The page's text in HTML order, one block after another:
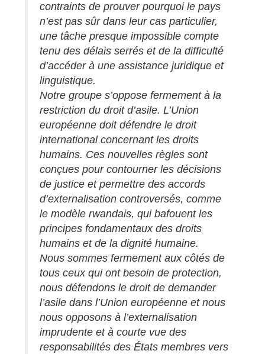
contraints de prouver pourquoi le pays
n’est pas sûr dans leur cas particulier,
une tâche presque impossible compte
tenu des délais serrés et de la difficulté
d’accéder à une assistance juridique et
linguistique.
Notre groupe s’oppose fermement à la
restriction du droit d’asile. L’Union
européenne doit défendre le droit
international concernant les droits
humains. Ces nouvelles règles sont
conçues pour contourner les décisions
de justice et permettre des accords
d’externalisation controversés, comme
le modèle rwandais, qui bafouent les
principes fondamentaux des droits
humains et de la dignité humaine.
Nous sommes fermement aux côtés de
tous ceux qui ont besoin de protection,
nous défendons le droit de demander
l’asile dans l’Union européenne et nous
nous opposons à l’externalisation
imprudente et à courte vue des
responsabilités des États membres vers